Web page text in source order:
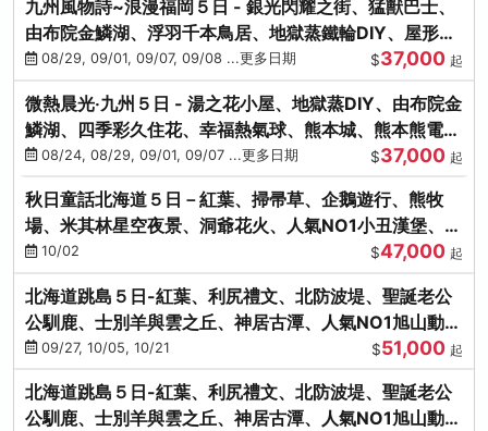
九州風物詩~浪漫福岡５日 - 銀光閃耀之街、猛獸巴士、
由布院金鱗湖、浮羽千本鳥居、地獄蒸鐵輪DIY、屋形船
晚宴、鸕鶿捕魚
08/29, 09/01, 09/07, 09/08 ...更多日期 $37,000 起
微熱晨光‧九州５日 - 湯之花小屋、地獄蒸DIY、由布院金
鱗湖、四季彩久住花、幸福熱氣球、熊本城、熊本熊電
鐵、螃蟹吃到飽
08/24, 08/29, 09/01, 09/07 ...更多日期 $37,000 起
秋日童話北海道５日－紅葉、掃帚草、企鵝遊行、熊牧
場、米其林星空夜景、洞爺花火、人氣NO1小丑漢堡、螃
蟹放題(千/函)
10/02 $47,000 起
北海道跳島５日-紅葉、利尻禮文、北防波堤、聖誕老公
公馴鹿、士別羊與雲之丘、神居古潭、人氣NO1旭山動物
園、海膽涮涮鍋
09/27, 10/05, 10/21 $51,000 起
北海道跳島５日-紅葉、利尻禮文、北防波堤、聖誕老公
公馴鹿、士別羊與雲之丘、神居古潭、人氣NO1旭山動物